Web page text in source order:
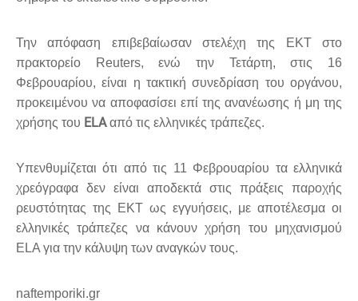
Την απόφαση επιβεβαίωσαν στελέχη της ΕΚΤ στο
πρακτορείο Reuters, ενώ την Τετάρτη, στις 16
Φεβρουαρίου, είναι η τακτική συνεδρίαση του οργάνου,
προκειμένου να αποφασίσει επί της ανανέωσης ή μη της
χρήσης του ELAαπό τις ελληνικές τράπεζες.
Υπενθυμίζεται ότι από τις 11 Φεβρουαρίου τα ελληνικά
χρεόγραφα δεν είναι αποδεκτά στις πράξεις παροχής
ρευστότητας της ΕΚΤ ως εγγυήσεις, με αποτέλεσμα οι
ελληνικές τράπεζες να κάνουν χρήση του μηχανισμού
ELA για την κάλυψη των αναγκών τους.
naftemporiki.gr